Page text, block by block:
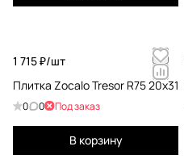
1 715 ₽/шт
Плитка Zocalo Tresor R75 20x31
0 0 Под заказ
В корзину